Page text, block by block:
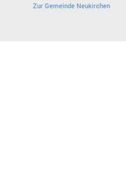
Zur Gemeinde Neukirchen